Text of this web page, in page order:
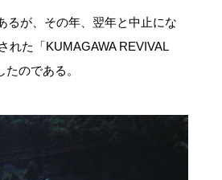
るが、その年、翌年と中止にな
れた「KUMAGAWA REVIVAL
のである。